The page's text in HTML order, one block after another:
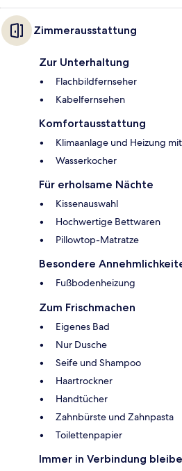
Zimmerausstattung
Zur Unterhaltung
Flachbildfernseher
Kabelfernsehen
Komfortausstattung
Klimaanlage und Heizung
Wasserkocher
Für erholsame Nächte
Kissenauswahl
Hochwertige Bettwaren
Pillowtop-Matratze
Besondere
Fußbodenheizung
Zum Frischmachen
Eigenes Bad
Nur Dusche
Seife und Shampoo
Haartrockner
Handtücher
Zahnbürste und Zahnpasta
Toilettenpapier
Immer in Verbindung